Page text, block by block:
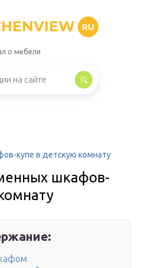
RU
о мебели
купе в детскую комнату
шкафов-